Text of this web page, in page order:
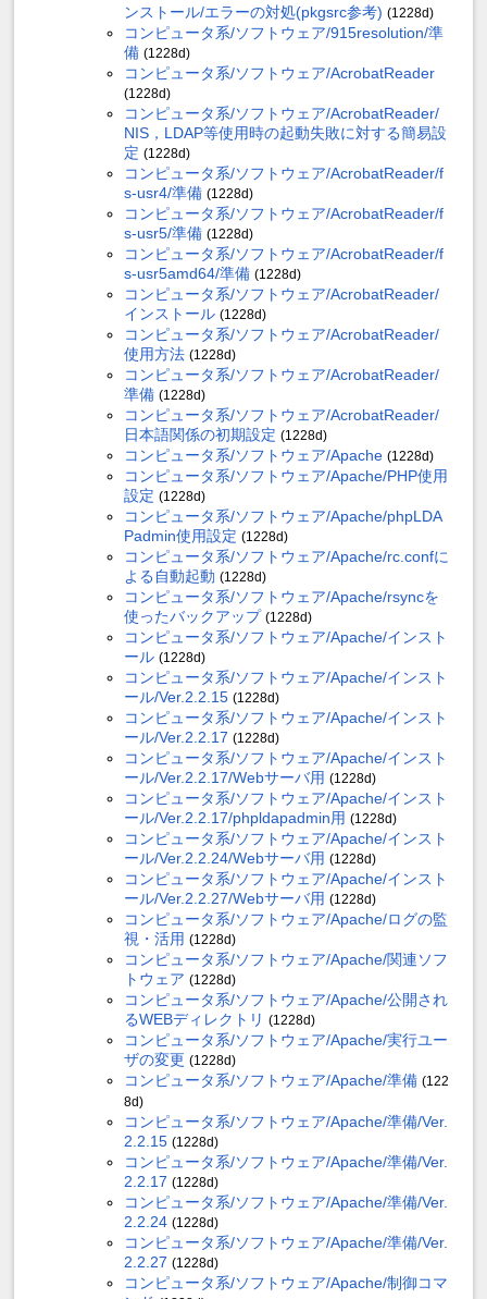
ンストール/エラーの対処(pkgsrc参考) (1228d)
コンピュータ系/ソフトウェア/915resolution/準
備 (1228d)
コンピュータ系/ソフトウェア/AcrobatReader
(1228d)
コンピュータ系/ソフトウェア/AcrobatReader/
NIS，LDAP等使用時の起動失敗に対する簡易設
定 (1228d)
コンピュータ系/ソフトウェア/AcrobatReader/f
s-usr4/準備 (1228d)
コンピュータ系/ソフトウェア/AcrobatReader/f
s-usr5/準備 (1228d)
コンピュータ系/ソフトウェア/AcrobatReader/f
s-usr5amd64/準備 (1228d)
コンピュータ系/ソフトウェア/AcrobatReader/
インストール (1228d)
コンピュータ系/ソフトウェア/AcrobatReader/
使用方法 (1228d)
コンピュータ系/ソフトウェア/AcrobatReader/
準備 (1228d)
コンピュータ系/ソフトウェア/AcrobatReader/
日本語関係の初期設定 (1228d)
コンピュータ系/ソフトウェア/Apache (1228d)
コンピュータ系/ソフトウェア/Apache/PHP使用
設定 (1228d)
コンピュータ系/ソフトウェア/Apache/phpLDA
Padmin使用設定 (1228d)
コンピュータ系/ソフトウェア/Apache/rc.confに
よる自動起動 (1228d)
コンピュータ系/ソフトウェア/Apache/rsyncを
使ったバックアップ (1228d)
コンピュータ系/ソフトウェア/Apache/インスト
ール (1228d)
コンピュータ系/ソフトウェア/Apache/インスト
ール/Ver.2.2.15 (1228d)
コンピュータ系/ソフトウェア/Apache/インスト
ール/Ver.2.2.17 (1228d)
コンピュータ系/ソフトウェア/Apache/インスト
ール/Ver.2.2.17/Webサーバ用 (1228d)
コンピュータ系/ソフトウェア/Apache/インスト
ール/Ver.2.2.17/phpldapadmin用 (1228d)
コンピュータ系/ソフトウェア/Apache/インスト
ール/Ver.2.2.24/Webサーバ用 (1228d)
コンピュータ系/ソフトウェア/Apache/インスト
ール/Ver.2.2.27/Webサーバ用 (1228d)
コンピュータ系/ソフトウェア/Apache/ログの監
視・活用 (1228d)
コンピュータ系/ソフトウェア/Apache/関連ソフ
トウェア (1228d)
コンピュータ系/ソフトウェア/Apache/公開され
るWEBディレクトリ (1228d)
コンピュータ系/ソフトウェア/Apache/実行ユー
ザの変更 (1228d)
コンピュータ系/ソフトウェア/Apache/準備 (122
8d)
コンピュータ系/ソフトウェア/Apache/準備/Ver.
2.2.15 (1228d)
コンピュータ系/ソフトウェア/Apache/準備/Ver.
2.2.17 (1228d)
コンピュータ系/ソフトウェア/Apache/準備/Ver.
2.2.24 (1228d)
コンピュータ系/ソフトウェア/Apache/準備/Ver.
2.2.27 (1228d)
コンピュータ系/ソフトウェア/Apache/制御コマ